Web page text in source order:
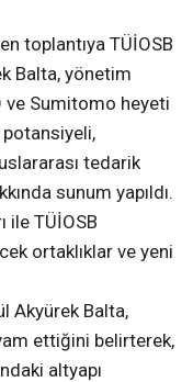
toplantıya TÜİOSB
Balta, yönetim
ve Sumitomo heyeti
potansiyeli,
tedarik
sunum yapıldı.
ile TÜİOSB
ortaklıklar ve yeni
Akyürek Balta,
ettiğini belirterek,
altyapı